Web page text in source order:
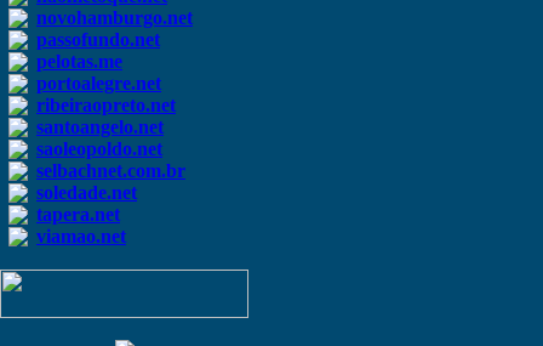
novohamburgo.net
passofundo.net
pelotas.me
portoalegre.net
ribeiraopreto.net
santoangelo.net
saoleopoldo.net
selbachnet.com.br
soledade.net
tapera.net
viamao.net